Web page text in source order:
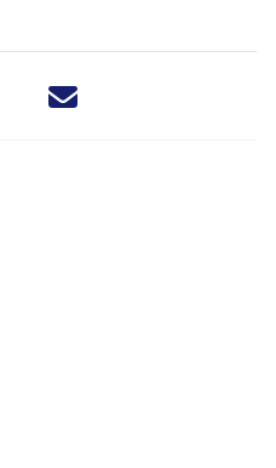
Deel dit nieuwsbericht via X -
Deel dit nieuwsbericht via
Deel dit nieuwsbericht
Deel dit